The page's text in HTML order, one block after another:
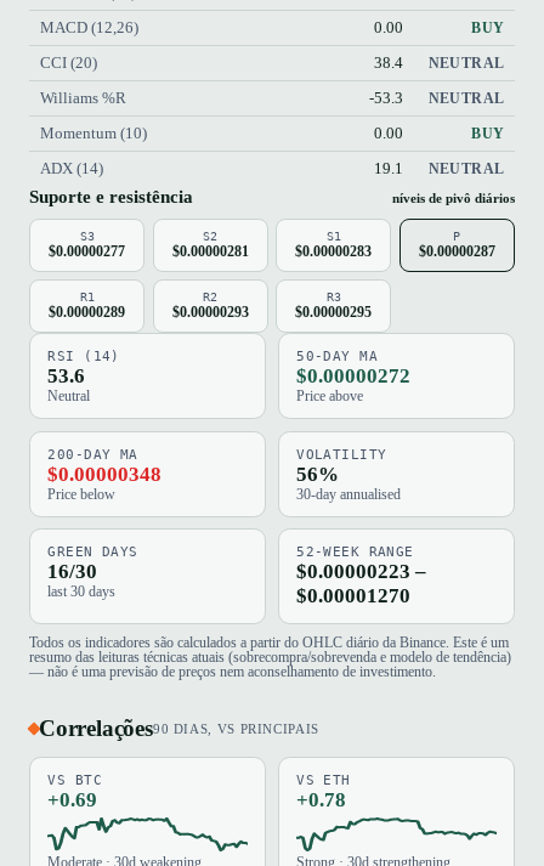
MACD (12,26) 0.00 BUY
CCI (20) 38.4 NEUTRAL
Williams %R -53.3 NEUTRAL
Momentum (10) 0.00 BUY
ADX (14) 19.1 NEUTRAL
Suporte e resistência níveis de pivô diários
S3
$0.00000277
S2
$0.00000281
S1
$0.00000283
P
$0.00000287
R1
$0.00000289
R2
$0.00000293
R3
$0.00000295
RSI (14)
53.6
Neutral
50-DAY MA
$0.00000272
Price above
200-DAY MA
$0.00000348
Price below
VOLATILITY
56%
30-day annualised
GREEN DAYS
16/30
last 30 days
52-WEEK RANGE
$0.00000223 –
$0.00001270
Todos os indicadores são calculados a partir do OHLC diário da Binance. Este é um
resumo das leituras técnicas atuais (sobrecompra/sobrevenda e modelo de tendência)
— não é uma previsão de preços nem aconselhamento de investimento.
Correlações90 DIAS, VS PRINCIPAIS
VS BTC
+0.69
Moderate · 30d weakening
VS ETH
+0.78
Strong · 30d strengthening